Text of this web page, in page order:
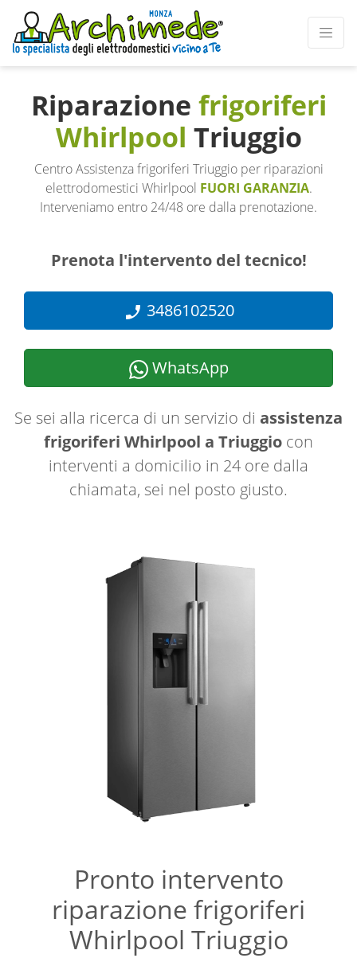
Riparazione frigoriferi
Whirlpool Triuggio
Centro Assistenza frigoriferi Triuggio per riparazioni
elettrodomestici Whirlpool FUORI GARANZIA.
Interveniamo entro 24/48 ore dalla prenotazione.
Prenota l'intervento del tecnico!
3486102520
WhatsApp
Se sei alla ricerca di un servizio di assistenza
frigoriferi Whirlpool a Triuggio con
interventi a domicilio in 24 ore dalla
chiamata, sei nel posto giusto.
Pronto intervento
riparazione frigoriferi
Whirlpool Triuggio